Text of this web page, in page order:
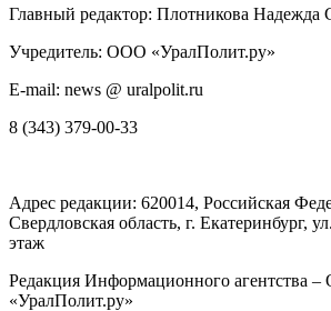
Главный редактор: Плотникова Надежда
Учредитель: ООО «УралПолит.ру»
E-mail: news @ uralpolit.ru
8 (343) 379-00-33
Адрес редакции: 620014, Российская
Свердловская область, г. Екатеринбург,
этаж
Редакция Информационного агентства
«УралПолит.ру»